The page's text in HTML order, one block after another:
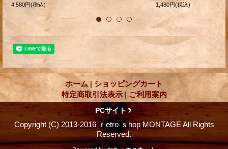
4,580円(税込)
1,480円(税込)
ホーム | ショッピングカート
特定商取引法表示 | ご利用案内
PCサイト
Copyright (C) 2013-2016 ｒetro ｓhop MONTAGE All Rights
Reserved.